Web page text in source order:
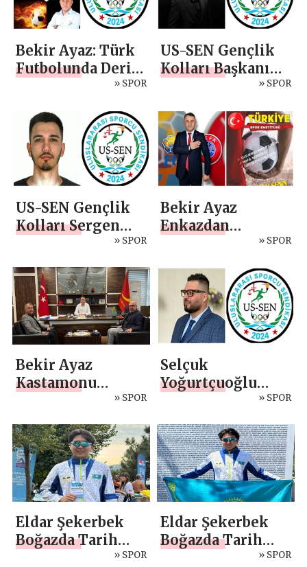
Bekir Ayaz: Türk
Futbolunda Derin
Çöküş: Gizlenen
Saklanan
Dosyalar,
Susturulan Sesler!
» SPOR
US-SEN Gençlik
Kolları Başkanı
İçin Seferberlik
» SPOR
US-SEN Gençlik
Kolları Sergen
Yalçın’a Emanet» SPOR
Bekir Ayaz
Enkazdan
» SPOR
Bekir Ayaz
Kastamonu
Belediye Başkanı
Ziyaret Etti
» SPOR
Selçuk
Yoğurtçuoğlu
Suriye’de Umut ve
Hamlesi
» SPOR
Eldar Şekerbek
Boğazda Tarih
» SPOR
Eldar Şekerbek
Boğazda Tarih
Yazdı: Dünyanın» SPOR